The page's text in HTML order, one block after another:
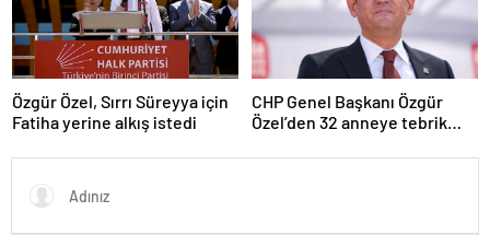
Özgür Özel, Sırrı Süreyya için
Fatiha yerine alkış istedi
CHP Genel Başkanı Özgür
Özel’den 32 anneye tebrik